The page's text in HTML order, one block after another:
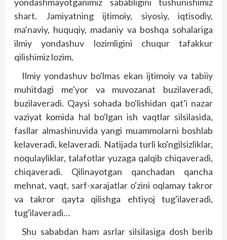
shart. Jamiyatning ijtimoiy, siyosiy, iqtisodiy,
ma'naviy, huquqiy, madaniy va boshqa sohalariga
ilmiy yondashuv lozimligini chuqur tafakkur
qilishimiz lozim.
Ilmiy yondashuv bo'lmas ekan ijtimoiy va tabiiy
muhitdagi me'yor va muvozanat buzilaveradi,
buzilaveradi. Qaysi sohada bo'lishidan qat'i nazar
vaziyat komida hal bo'lgan ish vaqtlar silsilasida,
fasllar almashinuvida yangi muammolarni boshlab
kelaveradi, kelaveradi. Natijada turli ko'ngilsizliklar,
noqulayliklar, talafotlar yuzaga qalqib chiqaveradi,
chiqaveradi. Qilinayotgan qanchadan qancha
mehnat, vaqt, sarf-xarajatlar o'zini oqlamay tak­ror
va takror qayta qilishga ehtiyoj tug'ilaveradi,
tug'ilaveradi…
Shu sababdan ham asrlar silsilasiga dosh berib